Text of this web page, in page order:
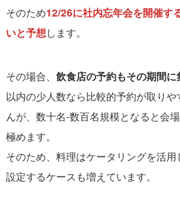
そのため12/26に社内忘年会を開催す
いと予想します。
その場合、 飲食店の予約もその期間に
以内の少人数なら比較的予約が取り
んが、数十名-数百名規模となると会
極めます。
そのため、料理はケータリングを活
設定するケースも増えています。